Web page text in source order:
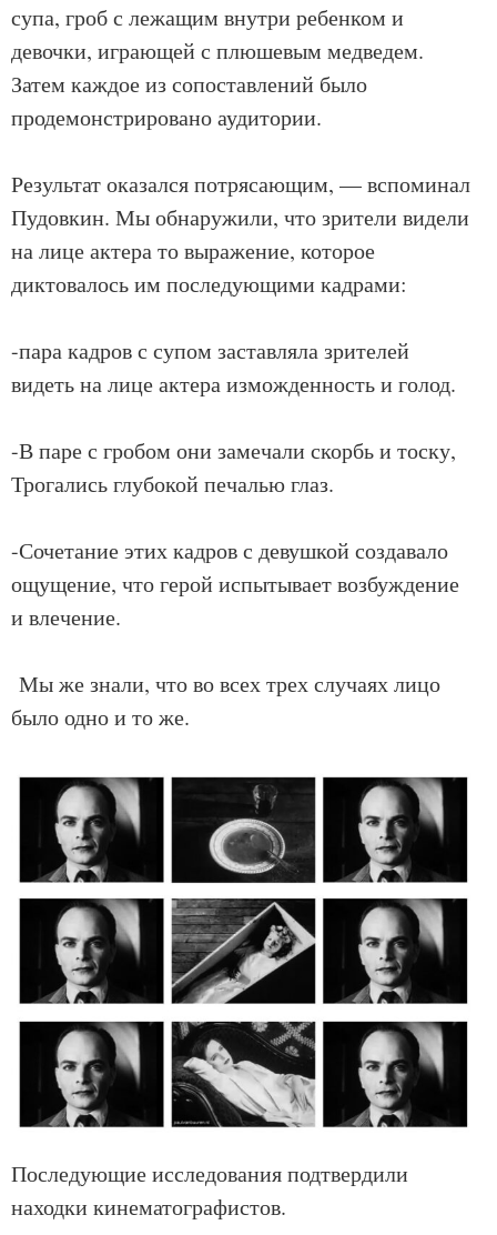
супа, гроб с лежащим внутри ребенком и
девочки, играющей с плюшевым медведем.
Затем каждое из сопоставлений было
продемонстрировано аудитории.
Результат оказался потрясающим, — вспоминал
Пудовкин. Мы обнаружили, что зрители видели
на лице актера то выражение, которое
диктовалось им последующими кадрами:
-пара кадров с супом заставляла зрителей
видеть на лице актера изможденность и голод.
-В паре с гробом они замечали скорбь и тоску,
Трогались глубокой печалью глаз.
-Сочетание этих кадров с девушкой создавало
ощущение, что герой испытывает возбуждение
и влечение.
Мы же знали, что во всех трех случаях лицо
было одно и то же.
Последующие исследования подтвердили
находки кинематографистов.